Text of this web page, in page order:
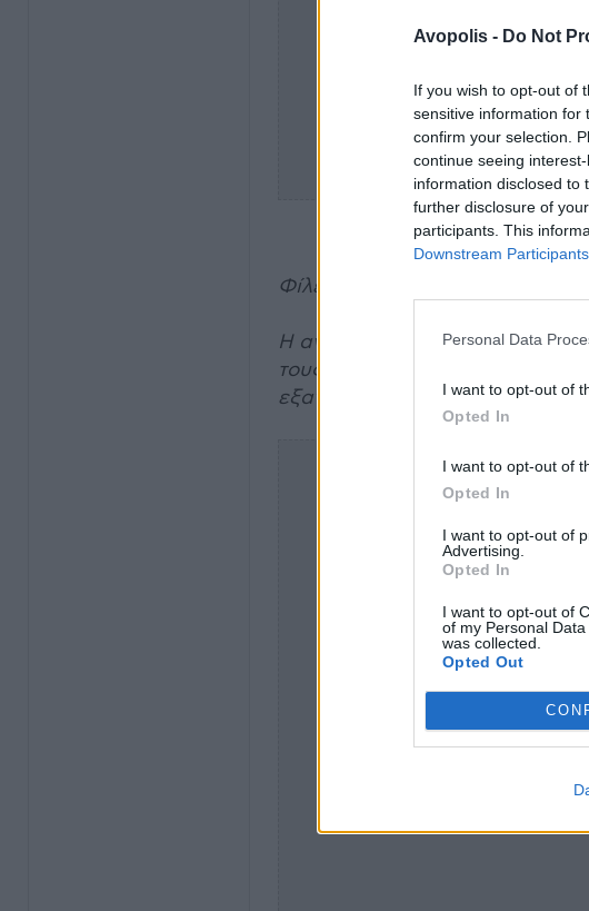
Avopolis - Do Not
If you wish to opt-out of
sensitive information for
confirm your selection.
continue seeing
information disclosed to
further disclosure of
participants. This
Downstream Participants
Personal Data
I want to opt-out of
Opted In
I want to opt-out of
Opted In
I want to opt-out of
Advertising.
Opted In
I want to opt-out of
of my Personal
was collected.
Opted Out
Φίλες και φίλοι του Release
Η ανταπόκρισή σας στην
τους Arctic Monkeys, είναι
εξαντλήθηκαν μέσα στα πρώτα